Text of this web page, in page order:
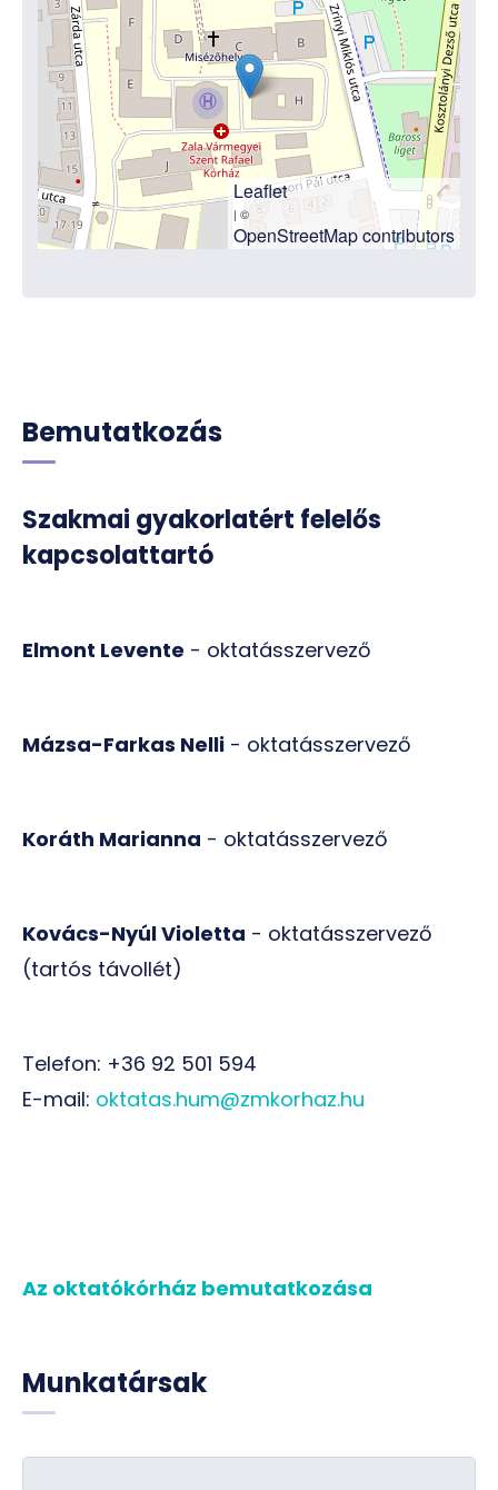
Bemutatkozás
Szakmai gyakorlatért felelős
kapcsolattartó
Elmont Levente - oktatásszervező
Mázsa-Farkas Nelli - oktatásszervező
Koráth Marianna - oktatásszervező
Kovács-Nyúl Violetta - oktatásszervező
(tartós távollét)
Telefon: +36 92 501 594
E-mail: oktatas.hum@zmkorhaz.hu
Az oktatókórház bemutatkozása
Munkatársak
Leaflet
| ©
OpenStreetMap contributors